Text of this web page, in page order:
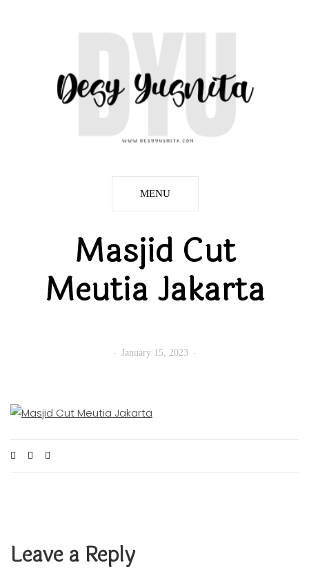
MENU
Masjid Cut
Meutia Jakarta
January 15, 2023
Leave a Reply